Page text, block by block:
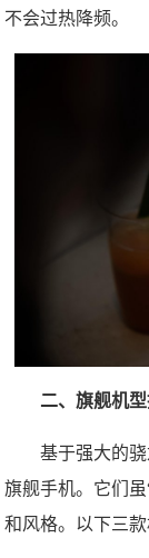
不会过热降频。
二、旗舰机
基于强大的
旗舰手机。它们
和风格。以下三